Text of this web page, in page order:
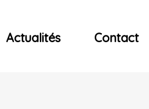
Actualités Contact